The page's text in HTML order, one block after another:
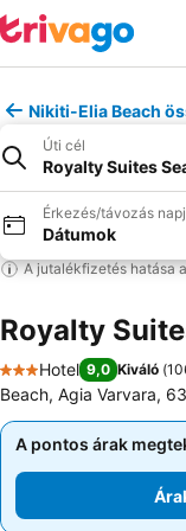
Nikiti-Elia Beach
Úti cél
Royalty Suites
Érkezés/távozás
Dátumok
A jutalékfizetés hatása
Royalty
3 Kategória
Hotel 9,0 Kiváló (
Beach, Agia Varvara,
A pontos árak
A pontos árak